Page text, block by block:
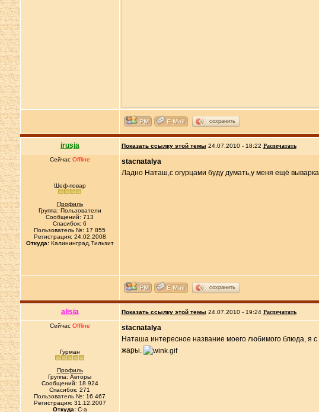
сохранить
irusja Показать ссылку этой темы 24.07.2010 - 18:22 Распечатать
Сейчас Offline
Шеф-повар
Профиль
Группа: Пользователи
Сообщений: 713
Спасибок: 6
Пользователь №: 17 855
Регистрация: 24.02.2008
Откуда:Калининград,Тильзит
stacnatalya
Ладно Наташ,с огурцами буду думать,у меня ещё
сохранить
alisia Показать ссылку этой темы 24.07.2010 - 19:24 Распечатать
Сейчас Offline
Гурман
Профиль
Группа: Авторы
Сообщений: 18 924
Спасибок: 271
Пользователь №: 16 467
Регистрация: 31.12.2007
Откуда:C-a
stacnatalya
Наташа интересное название моего любимого блюда, я
жары.